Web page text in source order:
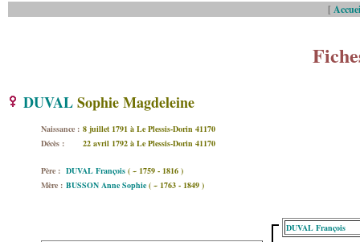
[
DUVALSophie Magdeleine
Naissance : 8 juillet 1791 à Le Plessis-Dorin 41170
Décès :
22 avril 1792 à Le Plessis-Dorin 41170
Père : DUVAL François ( ~ 1759 - 1816 )
Mère : BUSSON Anne Sophie ( ~ 1763 - 1849 )
DUVAL François